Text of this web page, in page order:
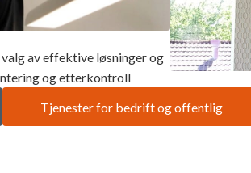
av effektive løsninger og
og etterkontroll
Tjenester for bedrift og offentlig